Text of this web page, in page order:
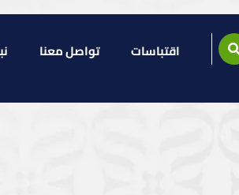
تواصل معنا اقتباسات